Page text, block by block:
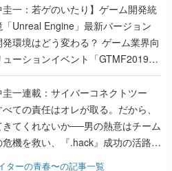
ューションイベント「GTMF2019」
、より理解を深めよう【PR】
圭一連載：サイバーコネクトツー
べての責任はオレが取る。だから、
きてくれないか──男の熱意はチーム
危機を救い、『.hack』成功の活路を
界の快男児・松山 洋に流れる血は
ャンプ』色だった【若ゲのいた
ターの青春〜の記事一覧